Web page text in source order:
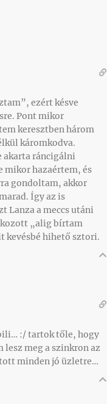
ezért késve
Pont mikor
keresztben három
káromkodva.
akarta ráncigálni
mikor hazaértem, és
gondoltam, akkor
Így az is
Lanza a meccs utáni
„alig bírtam
kevésbé hihető sztori.
:/ tartok tőle, hogy
lesz meg a szinkron az
minden jó üzletre…